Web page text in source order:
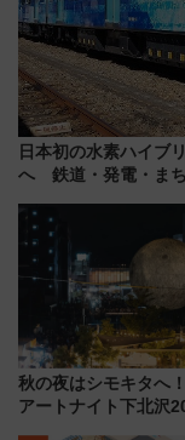
日本初の水素ハイブ
へ 鉄道・発電・ま
秋の夜はシモキタへ
アートナイト下北沢